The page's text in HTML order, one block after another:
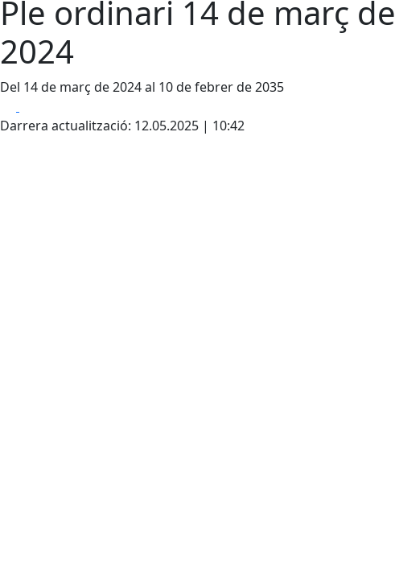
Ple ordinari 14 de març de
2024
Del 14 de març de 2024 al 10 de febrer de 2035
Darrera actualització: 12.05.2025 | 10:42